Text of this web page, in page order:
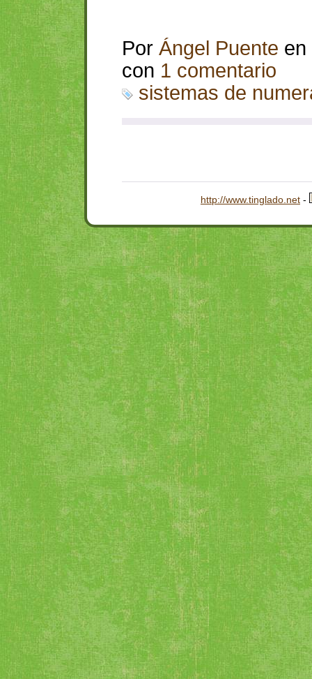
Por Ángel Puente en
con 1 comentario
sistemas de
http://www.tinglado.net -